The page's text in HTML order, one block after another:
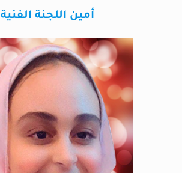
أمين اللجنة الفنية